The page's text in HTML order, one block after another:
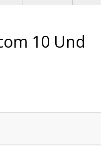
10 Und